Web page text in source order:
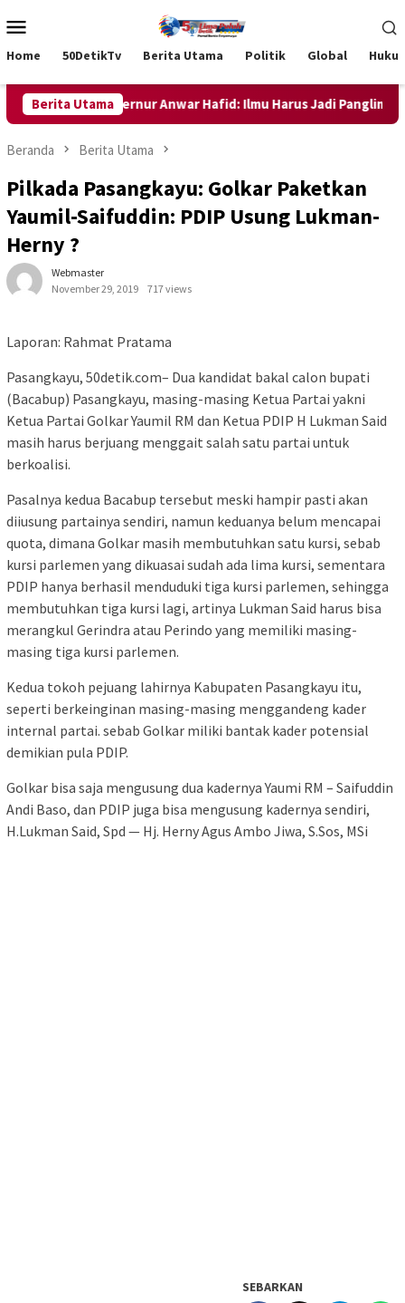
ke
Mobile
Home 50DetikTv Berita Utama Politik Global
Berita Utama
Saggaf, Gubernur Anwar Hafid: Ilmu Harus Jadi Panglima
Beranda Berita Utama
Pilkada Pasangkayu: Golkar Paketkan
Yaumil-Saifuddin: PDIP Usung Lukman-
Herny ?
Webmaster
November 29, 2019
717 views
Laporan: Rahmat Pratama
Pasangkayu, 50detik.com– Dua kandidat bakal calon bupati
(Bacabup) Pasangkayu, masing-masing Ketua Partai yakni
Ketua Partai Golkar Yaumil RM dan Ketua PDIP H Lukman Said
masih harus berjuang menggait salah satu partai untuk
berkoalisi.
Pasalnya kedua Bacabup tersebut meski hampir pasti akan
diiusung partainya sendiri, namun keduanya belum mencapai
quota, dimana Golkar masih membutuhkan satu kursi, sebab
kursi parlemen yang dikuasai sudah ada lima kursi, sementara
PDIP hanya berhasil menduduki tiga kursi parlemen, sehingga
membutuhkan tiga kursi lagi, artinya Lukman Said harus bisa
merangkul Gerindra atau Perindo yang memiliki masing-
masing tiga kursi parlemen.
Kedua tokoh pejuang lahirnya Kabupaten Pasangkayu itu,
seperti berkeinginan masing-masing menggandeng kader
internal partai. sebab Golkar miliki bantak kader potensial
demikian pula PDIP.
Golkar bisa saja mengusung dua kadernya Yaumi RM – Saifuddin
Andi Baso, dan PDIP juga bisa mengusung kadernya sendiri,
H.Lukman Said, Spd — Hj. Herny Agus Ambo Jiwa, S.Sos, MSi
SEBARKAN